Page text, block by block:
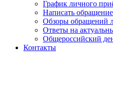
График личного
Написать обращение
Обзоры обращений
Ответы на
Общероссийский
Контакты